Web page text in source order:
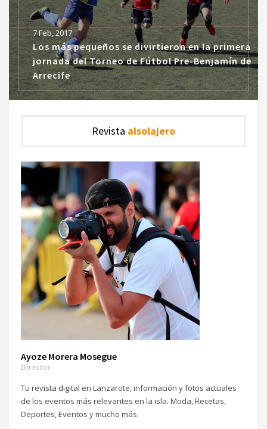
7 Feb, 2017
Los más pequeños se divirtieron en la primera
jornada del Torneo de Fútbol Pre-Benjamín de
Arrecife
Revista alsolajero
Ayoze Morera Mosegue
Director
Tu revista digital en Lanzarote, información y fotos actuales
de los eventos más relevantes en la isla. Moda, Recetas,
Deportes, Eventos y mucho más.